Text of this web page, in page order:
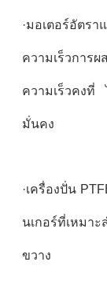
·มอเตอร์อัตร
ความเร็วการ
ความเร็วคงที่
มั่นคง
·เครื่องปั่น
นเกอร์ที่เหมา
ขวาง